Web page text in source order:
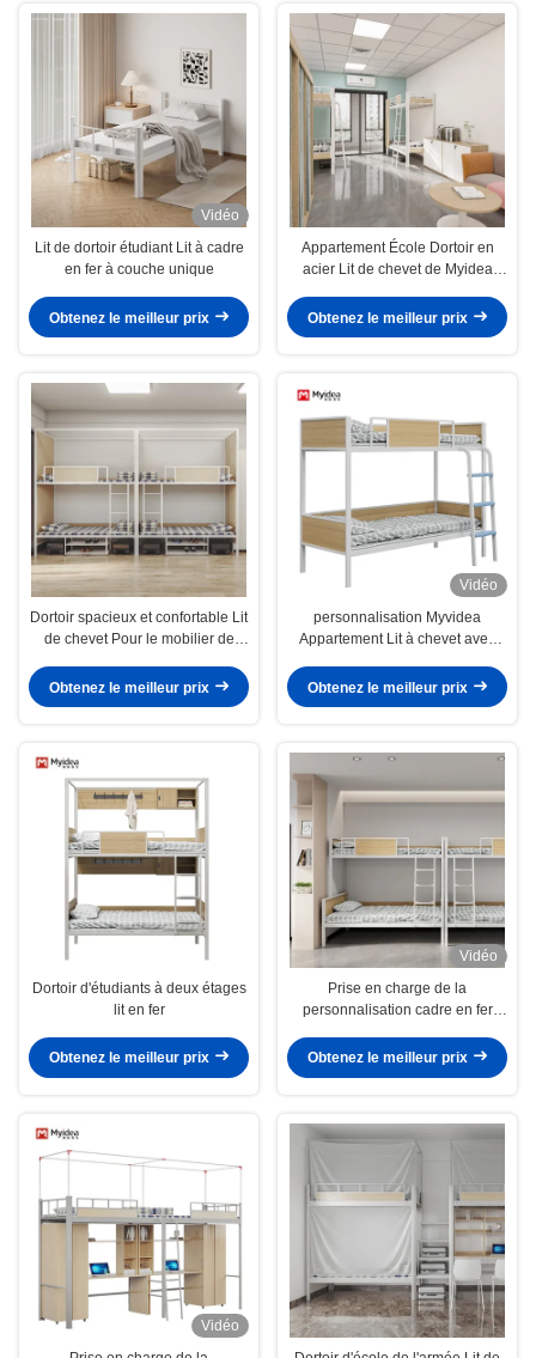
Vidéo
Lit de dortoir étudiant Lit à cadre
en fer à couche unique
Obtenez le meilleur prix
Appartement École Dortoir en
acier Lit de chevet de Myidea
personnalisation
Obtenez le meilleur prix
Dortoir spacieux et confortable Lit
de chevet Pour le mobilier de
Obtenez le meilleur prix
Vidéo
personnalisation Myvidea
Appartement Lit à chevet avec
d'école, Lit à deux couches en fer
Obtenez le meilleur prix
Dortoir d'étudiants à deux étages
lit en fer
Obtenez le meilleur prix
Vidéo
Prise en charge de la
personnalisation cadre en fer
chambre et appartement haute
Obtenez le meilleur prix
Vidéo